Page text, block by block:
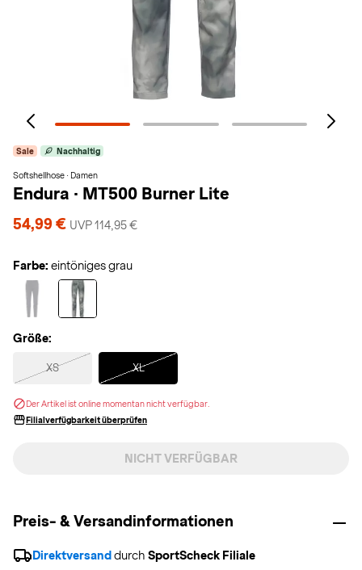
Sale Nachhaltig
Softshellhose · Damen
Endura · MT500 Burner Lite
54,99 € UVP 114,95 €
Farbe: eintöniges grau
Größe:
XS XL
Der Artikel ist online momentan nicht verfügbar.
Filialverfügbarkeit überprüfen
NICHT VERFÜGBAR
Preis- & Versandinformationen
Direktversand durch SportScheck Filiale